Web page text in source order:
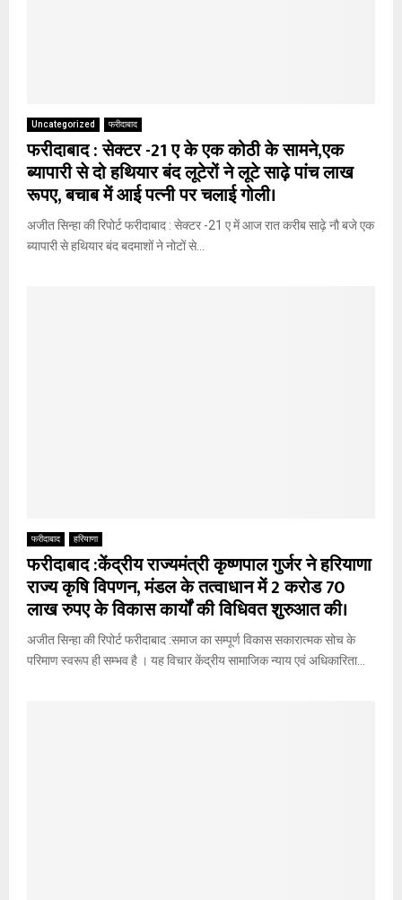
Uncategorized फरीदाबाद
फरीदाबाद : सेक्टर -21 ए के एक कोठी के सामने,एक
ब्यापारी से दो हथियार बंद लूटेरों ने लूटे साढ़े पांच लाख
रूपए, बचाब में आई पत्नी पर चलाई गोली।
अजीत सिन्हा की रिपोर्ट फरीदाबाद : सेक्टर -21 ए में आज रात करीब साढ़े नौ बजे एक
ब्यापारी से हथियार बंद बदमाशों ने नोटों से...
फरीदाबाद हरियाणा
फरीदाबाद :केंद्रीय राज्यमंत्री कृष्णपाल गुर्जर ने हरियाणा
राज्य कृषि विपणन, मंडल के तत्वाधान में 2 करोड 70
लाख रुपए के विकास कार्यों की विधिवत शुरुआत की।
अजीत सिन्हा की रिपोर्ट फरीदाबाद :समाज का सम्पूर्ण विकास सकारात्मक सोच के
परिमाण स्वरूप ही सम्भव है । यह विचार केंद्रीय सामाजिक न्याय एवं अधिकारिता...